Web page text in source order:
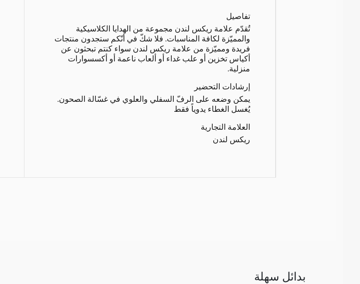
تفاصيل
تُقدّم علامة ريكس لندن مجموعة من الهدايا الكلاسيكية
والمميّزة لكافة المناسبات. فلا شكّ في أنّكم ستجدون منتجات
فريدة ومميّزة من علامة ريكس لندن سواء كنتم تبحثون عن
أكياس تخزين أو علب غداء أو ألعاب ناعمة أو أكسسوارات
منزلية.
إرشادات التحضير
يمكن وضعه على الرفّ السفلي والعلوي في غسّالة الصحون.
يُغسل الغطاء يدوياً فقط
العلامة التجارية
ريكس لندن
بدائل سهلة